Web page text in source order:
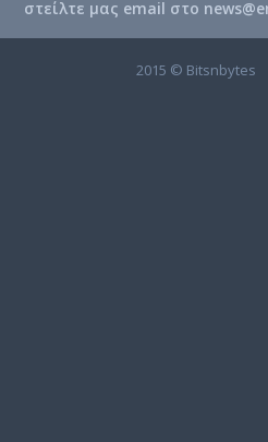
στείλτε μας email στο
2015 © Bitsnbytes